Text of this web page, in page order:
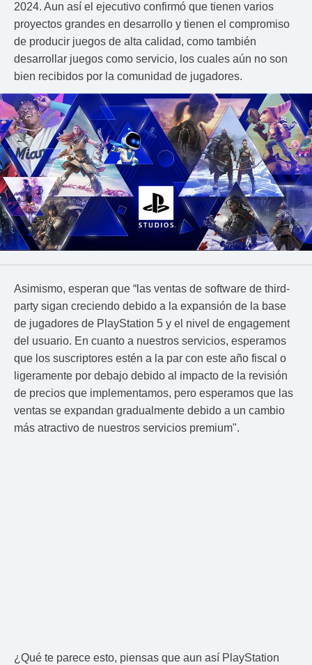
2024. Aun así el ejecutivo confirmó que tienen varios
proyectos grandes en desarrollo y tienen el compromiso
de producir juegos de alta calidad, como también
desarrollar juegos como servicio, los cuales aún no son
bien recibidos por la comunidad de jugadores.
Asimismo, esperan que “las ventas de software de third-
party sigan creciendo debido a la expansión de la base
de jugadores de PlayStation 5 y el nivel de engagement
del usuario. En cuanto a nuestros servicios, esperamos
que los suscriptores estén a la par con este año fiscal o
ligeramente por debajo debido al impacto de la revisión
de precios que implementamos, pero esperamos que las
ventas se expandan gradualmente debido a un cambio
más atractivo de nuestros servicios premium".
¿Qué te parece esto, piensas que aun así PlayStation